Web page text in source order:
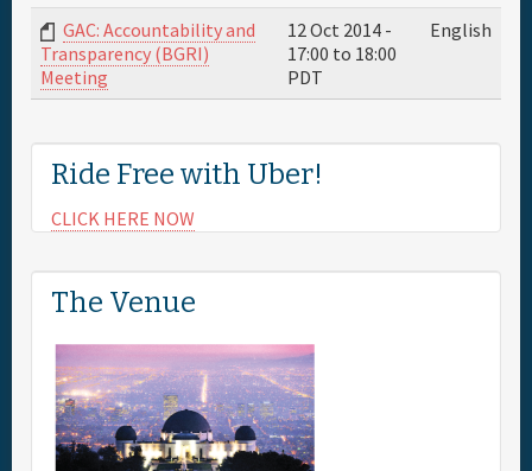
GAC: Accountability and
Transparency (BGRI)
Meeting
12 Oct 2014 -
17:00 to 18:00
PDT
English
Ride Free with Uber!
CLICK HERE NOW
The Venue